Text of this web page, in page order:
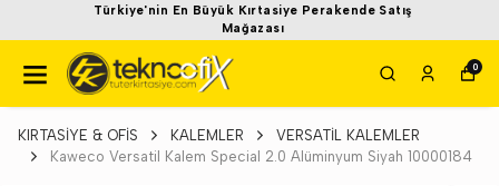
Türkiye'nin En Büyük Kırtasiye Perakende Satış
Mağazası
0
KIRTASİYE & OFİS KALEMLER
VERSATİL KALEMLER
Kaweco Versatil Kalem Special 2.0 Alüminyum Siyah 10000184